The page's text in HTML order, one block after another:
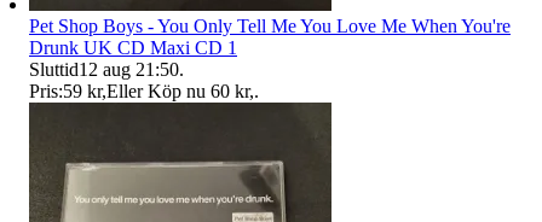
Pet Shop Boys - You Only Tell Me You Love Me When You're
Drunk UK CD Maxi CD 1
Sluttid12 aug 21:50.
Pris:59 kr,Eller Köp nu 60 kr,.